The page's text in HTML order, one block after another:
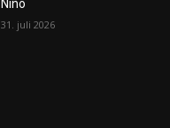
Niño
31. juli 2026